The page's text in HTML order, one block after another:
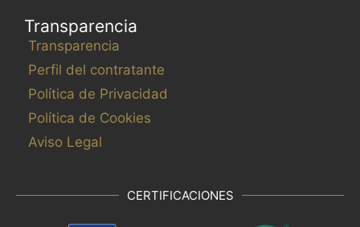
Transparencia
Transparencia
Perfil del contratante
Política de Privacidad
Política de Cookies
Aviso Legal
CERTIFICACIONES